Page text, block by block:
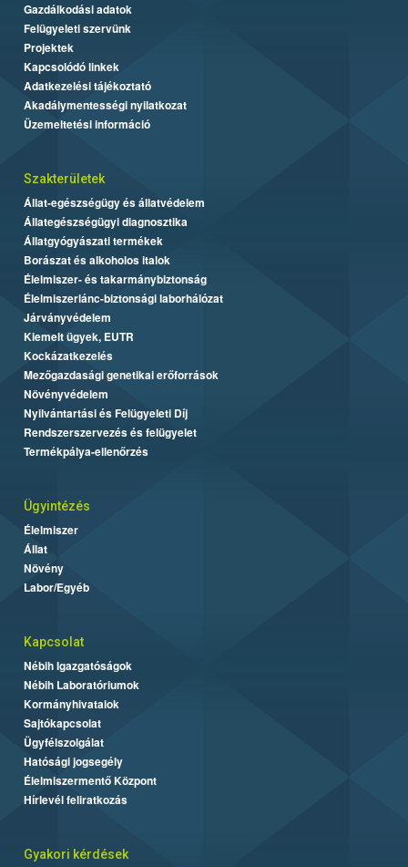
Gazdálkodási adatok
Felügyeleti szervünk
Projektek
Kapcsolódó linkek
Adatkezelési tájékoztató
Akadálymentességi nyilatkozat
Üzemeltetési információ
Szakterületek
Állat-egészségügy és állatvédelem
Állategészségügyi diagnosztika
Állatgyógyászati termékek
Borászat és alkoholos italok
Élelmiszer- és takarmánybiztonság
Élelmiszerlánc-biztonsági laborhálózat
Járványvédelem
Kiemelt ügyek, EUTR
Kockázatkezelés
Mezőgazdasági genetikai erőforrások
Növényvédelem
Nyilvántartási és Felügyeleti Díj
Rendszerszervezés és felügyelet
Termékpálya-ellenőrzés
Ügyintézés
Élelmiszer
Állat
Növény
Labor/Egyéb
Kapcsolat
Nébih Igazgatóságok
Nébih Laboratóriumok
Kormányhivatalok
Sajtókapcsolat
Ügyfélszolgálat
Hatósági jogsegély
Élelmiszermentő Központ
Hírlevél feliratkozás
Gyakori kérdések